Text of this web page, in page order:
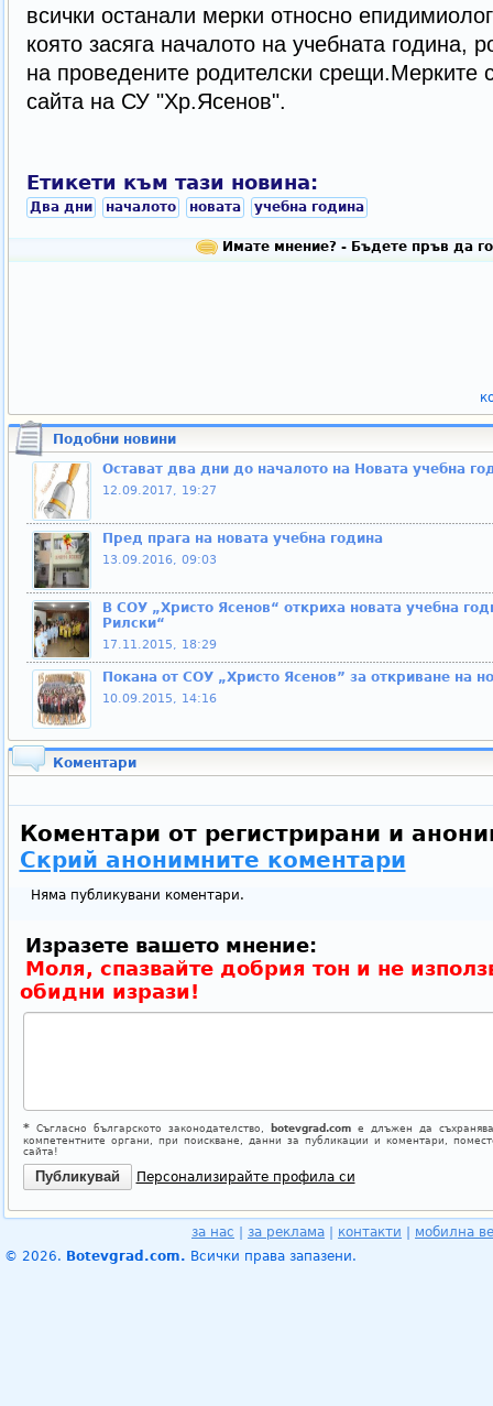
всички останали мерки относно
която засяга началото на учебната година,
на проведените родителски срещи.Мерките
сайта на СУ "Хр.Ясенов".
Етикети към тази новина:
Два дни началото новата учебна година
Имате мнение? - Бъдете пръв да го
Подобни новини
Остават два дни до началото на Новата учебна
12.09.2017, 19:27
Пред прага на новата учебна година
13.09.2016, 09:03
В СОУ „Христо Ясенов“ откриха новата учебна
Рилски“
17.11.2015, 18:29
Покана от СОУ „Христо Ясенов” за откриване на
10.09.2015, 14:16
Коментари
Коментари от регистрирани и
Скрий анонимните коментари
Няма публикувани коментари.
Изразете вашето мнение:
Моля, спазвайте добрия тон и не
обидни изрази!
*Съгласно българското законодателство, botevgrad.comе длъжен да
компетентните органи, при поискване, данни за публикации и коментари,
сайта!
Персонализирайте профила си
за нас за реклама контакти
мобилна
© 2026. Botevgrad.com. Всички права запазени.